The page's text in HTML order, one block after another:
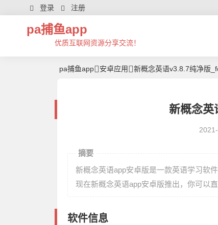
登录 注册
pa捕鱼app
优质互联网资源分享交流！
pa捕鱼app 安卓应用 新概念英语v3.8.7纯净版
新概念英
摘要
新概念英语app安卓版是一款英语学习软
现在新概念英语app安卓版推出，你可以
软件信息